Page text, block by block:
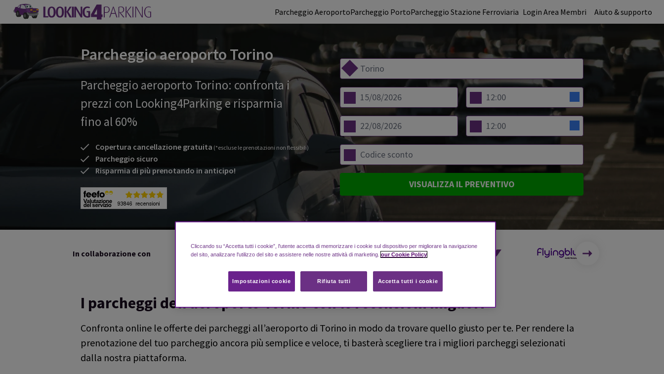
Parcheggio AeroportoParcheggio PortoParcheggio Stazione Ferroviaria Login Area Membri Aiuto & supporto
Parcheggio aeroporto Torino
Parcheggio aeroporto Torino: confronta i
prezzi con Looking4Parking e risparmia
fino al 60%
VISUALIZZA IL PREVENTIVO
Copertura cancellazione gratuita (*escluse le prenotazioni non flessibili)
Parcheggio sicuro
Risparmia di più prenotando in anticipo!
In collaborazione con
I parcheggi dell’aeroporto Torino con le recensioni migliori
Confronta online le offerte dei parcheggi all’aeroporto di Torino in modo da trovare quello giusto per te. Per rendere la
prenotazione del tuo parcheggio ancora più semplice e veloce, ti basterà scegliere tra i migliori parcheggi selezionati
dalla nostra piattaforma.
Cliccando su “Accetta tutti i cookie”, l'utente accetta di memorizzare i cookie sul dispositivo per migliorare la navigazione
del sito, analizzare l'utilizzo del sito e assistere nelle nostre attività di marketing. our Cookie Policy
Impostazioni cookie Rifiuta tutti Accetta tutti i cookie